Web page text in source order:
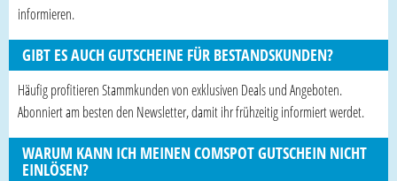
informieren.
GIBT ES AUCH GUTSCHEINE FÜR BESTANDSKUNDEN?
Häufig profitieren Stammkunden von exklusiven Deals und Angeboten.
Abonniert am besten den Newsletter, damit ihr frühzeitig informiert werdet.
WARUM KANN ICH MEINEN COMSPOT GUTSCHEIN NICHT
EINLÖSEN?